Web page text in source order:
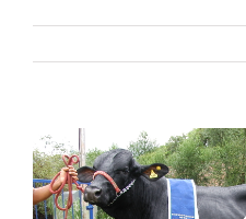
View
Larger
Image